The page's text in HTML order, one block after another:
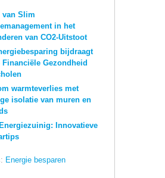
van Slim
in het
van CO2-Uitstoot
bijdraagt
Financiële Gezondheid
warmteverlies met
isolatie van muren en
Innovatieve
Energie besparen